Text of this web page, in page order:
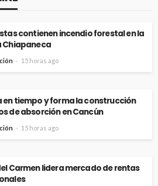
contienen incendio forestal en la
Chiapaneca
15 horas ago
en tiempo y forma la construcción
de absorción en Cancún
15 horas ago
Carmen lidera mercado de rentas